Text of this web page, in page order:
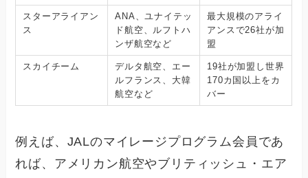
スターアライアン
ス
ANA、ユナイテッ
ド航空、ルフトハ
ンザ航空など
最大規模のアライ
アンスで26社が加
盟
スカイチーム
デルタ航空、エー
ルフランス、大韓
航空など
19社が加盟し世界
170カ国以上をカ
バー
例えば、JALのマイレージプログラム会員であ
れば、アメリカン航空やブリティッシュ・エア